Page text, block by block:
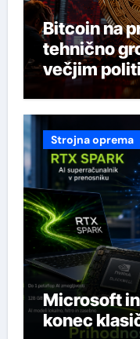
Bitcoin na
tehnično
večjim
industrije
Strojna oprema
Microsoft
konec